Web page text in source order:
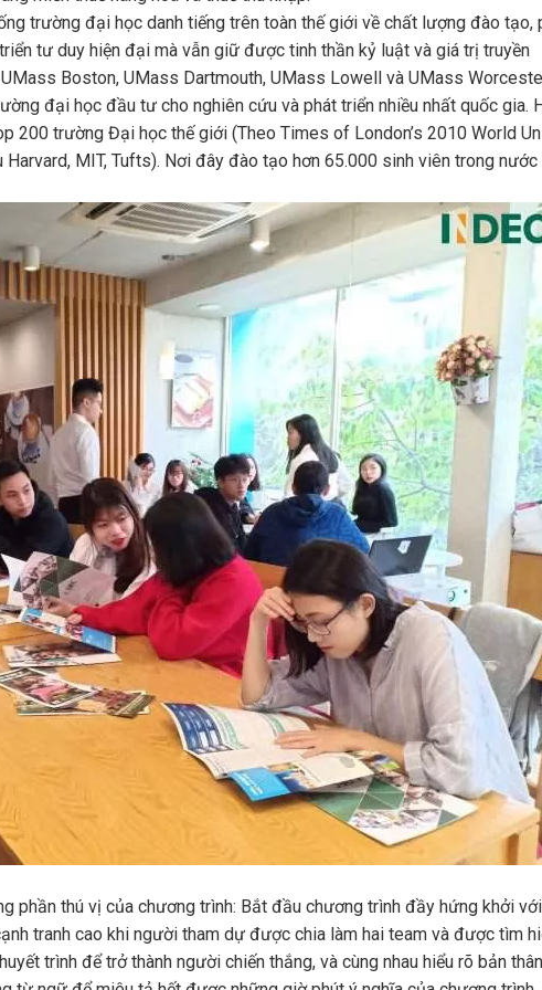
trường đại học danh tiếng trên toàn thế giới về chất lượng đào tạo,
tư duy hiện đại mà vẫn giữ được tinh thần kỷ luật và giá trị truyền
Boston, UMass Dartmouth, UMass Lowell và UMass
đại học đầu tư cho nghiên cứu và phát triển nhiều nhất quốc gia.
200 trường Đại học thế giới (Theo Times of London’s 2010 World
MIT, Tufts). Nơi đây đào tạo hơn 65.000 sinh viên trong
phần thú vị của chương trình: Bắt đầu chương trình đầy hứng khởi
tranh cao khi người tham dự được chia làm hai team và được tìm
trình để trở thành người chiến thắng, và cùng nhau hiểu rõ bản